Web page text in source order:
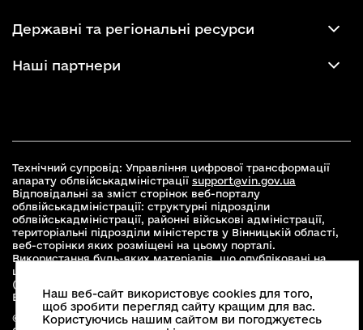
Державні та регіональні ресурси
Наші партнери
Технічний супровід: Управління цифрової трансформації
апарату облвійськадміністрації support@vin.gov.ua
Відповідальні за зміст сторінок веб-порталу
облвійськадміністрації: структурні підрозділи
облвійськадміністрації, районні військові адміністрації,
територіальні підрозділи міністерств у Вінницькій області,
веб-сторінки яких розміщені на цьому порталі.
Використання будь-яких матеріалів, що опубліковані на
цьому сайті, дозволяється при умові зазначення посилання
(для інтернет-видань - гіперпосилання) на офіційний сайт
Вінницької облвійськадміністраціїwww.vin.gov.ua.
© 2026 Весь контент доступний за ліцензією Creative
Наш веб-сайт використовує cookies для того,
щоб зробити перегляд сайту кращим для вас.
Користуючись нашим сайтом ви погоджуєтесь